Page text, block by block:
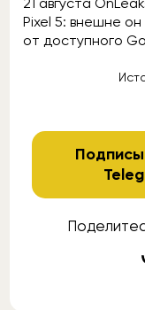
Pixel 5: внешне
от доступного